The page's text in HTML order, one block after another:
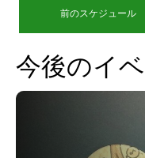
前のスケジュール
今後のイ